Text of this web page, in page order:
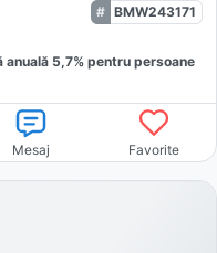
BMW243171
anuală 5,7% pentru persoane
Mesaj Favorite